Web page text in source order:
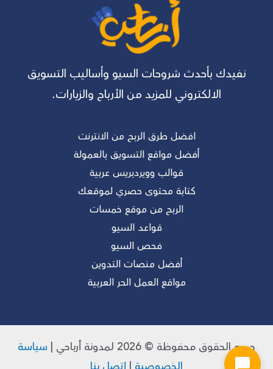
نفيدك بأحدث شروحات السيو وأساليب التسويق
الالكتروني للمزيد من الأرباح والزيارات.
افضل طرق الربح من الانترنت
أفضل مواقع التسويق بالعمولة
قوالب وويردبريس عربية
كتابة محتوى حصري لموقعك
الربح من موقع خمسات
قواعد السيو
فحص السيو
أفضل منصات التدوين
مواقع العمل الحر العربية
جميع الحقوق محفوظة © 2026 لـمدونة أرباحي |
سياسة